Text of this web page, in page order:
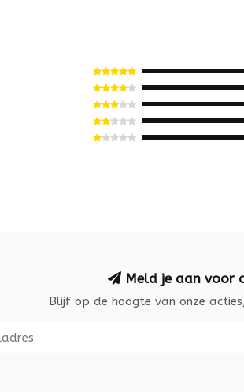
Meld je aan voor
Blijf op de hoogte van onze